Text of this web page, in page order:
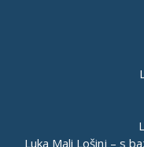
Luka Mali Lošinj – s